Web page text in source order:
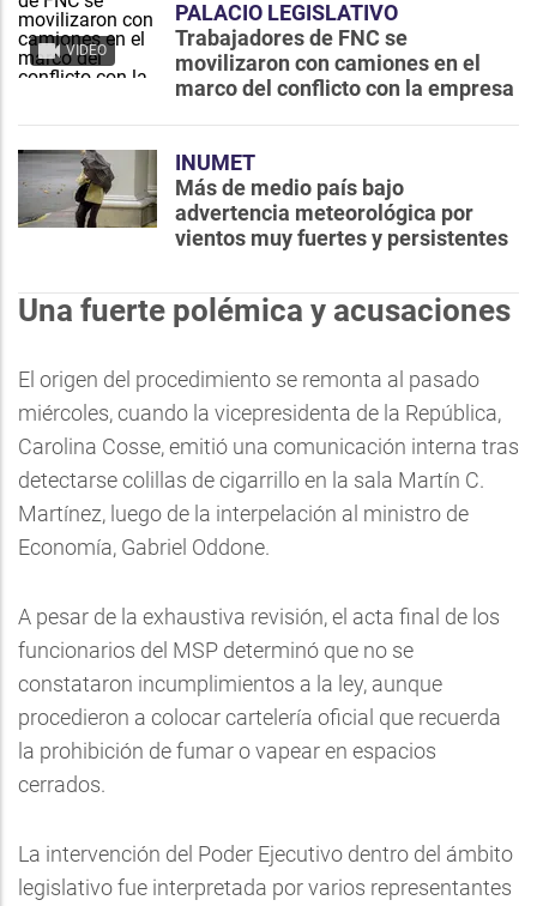
VIDEO
PALACIO LEGISLATIVO
Trabajadores de FNC se
movilizaron con camiones en el
marco del conflicto con la empresa
INUMET
Más de medio país bajo
advertencia meteorológica por
vientos muy fuertes y persistentes
Una fuerte polémica y acusaciones
El origen del procedimiento se remonta al pasado
miércoles, cuando la vicepresidenta de la República,
Carolina Cosse, emitió una comunicación interna tras
detectarse colillas de cigarrillo en la sala Martín C.
Martínez, luego de la interpelación al ministro de
Economía, Gabriel Oddone.
A pesar de la exhaustiva revisión, el acta final de los
funcionarios del MSP determinó que no se
constataron incumplimientos a la ley, aunque
procedieron a colocar cartelería oficial que recuerda
la prohibición de fumar o vapear en espacios
cerrados.
La intervención del Poder Ejecutivo dentro del ámbito
legislativo fue interpretada por varios representantes